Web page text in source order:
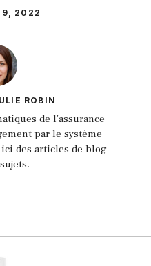
2022
ROBIN
de l'assurance
par le système
ici des articles de blog